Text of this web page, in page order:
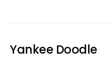
Yankee Doodle